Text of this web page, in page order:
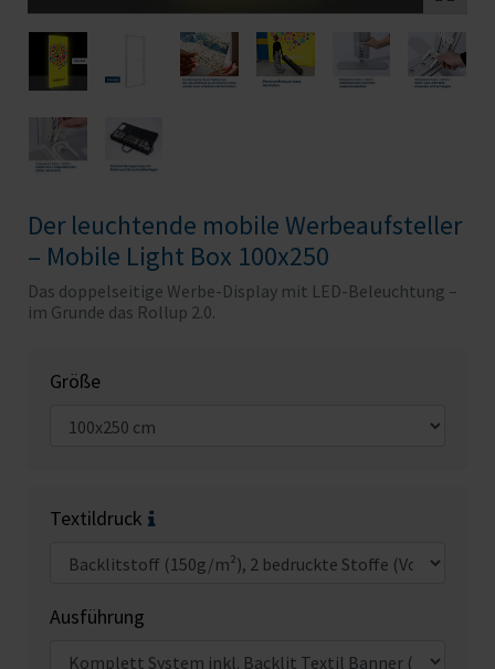
Der leuchtende mobile Werbeaufsteller
– Mobile Light Box 100x250
Das doppelseitige Werbe-Display mit LED-Beleuchtung –
im Grunde das Rollup 2.0.
Größe
Textildruck
Ausführung